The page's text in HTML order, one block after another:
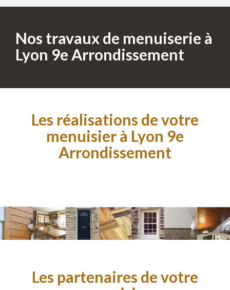
Nos travaux de menuiserie à
Lyon 9e Arrondissement
Les réalisations de votre
menuisier à Lyon 9e
Arrondissement
Les partenaires de votre